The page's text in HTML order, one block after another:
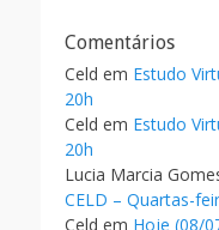
Comentários
Celd em Estudo
20h
Celd em Estudo
20h
Lucia Marcia
CELD – Quartas-
Celd em Hoje (08/